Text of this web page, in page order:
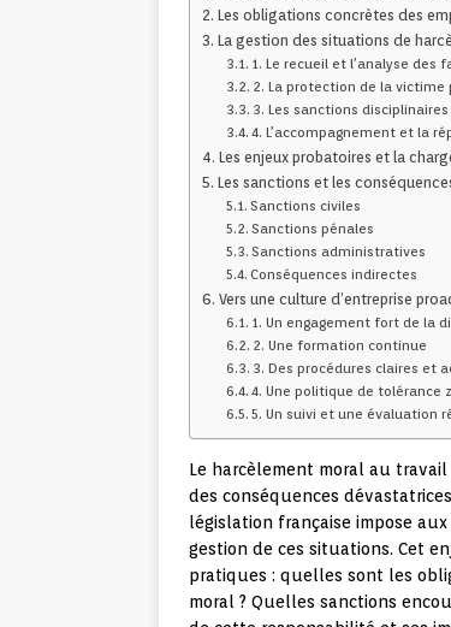
Les obligations concrètes des
La gestion des situations de
1. Le recueil et l’analyse des
2. La protection de la victime
3. Les sanctions disciplinaires
4. L’accompagnement et la
Les enjeux probatoires et la
Les sanctions et les
Sanctions civiles
Sanctions pénales
Sanctions administratives
Conséquences indirectes
Vers une culture d’entreprise
1. Un engagement fort de la
2. Une formation continue
3. Des procédures claires et
4. Une politique de tolérance
5. Un suivi et une évaluation
Le harcèlement moral au
des conséquences
législation française impose
gestion de ces situations. Cet
pratiques : quelles sont les
moral ? Quelles sanctions